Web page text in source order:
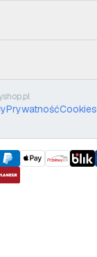
PrywatnośćCookies